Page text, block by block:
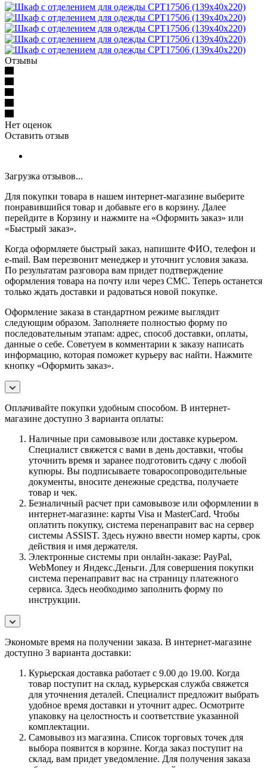
Отзывы
Нет оценок
Оставить отзыв
Загрузка отзывов...
Для покупки товара в нашем интернет-магазине выберите
понравившийся товар и добавьте его в корзину. Далее
перейдите в Корзину и нажмите на «Оформить заказ» или
«Быстрый заказ».
Когда оформляете быстрый заказ, напишите ФИО, телефон и
e-mail. Вам перезвонит менеджер и уточнит условия заказа.
По результатам разговора вам придет подтверждение
оформления товара на почту или через СМС. Теперь останется
только ждать доставки и радоваться новой покупке.
Оформление заказа в стандартном режиме выглядит
следующим образом. Заполняете полностью форму по
последовательным этапам: адрес, способ доставки, оплаты,
данные о себе. Советуем в комментарии к заказу написать
информацию, которая поможет курьеру вас найти. Нажмите
кнопку «Оформить заказ».
Оплачивайте покупки удобным способом. В интернет-
магазине доступно 3 варианта оплаты:
Наличные при самовывозе или доставке курьером.
Специалист свяжется с вами в день доставки, чтобы
уточнить время и заранее подготовить сдачу с любой
купюры. Вы подписываете товаросопроводительные
документы, вносите денежные средства, получаете
товар и чек.
Безналичный расчет при самовывозе или оформлении в
интернет-магазине: карты Visa и MasterCard. Чтобы
оплатить покупку, система перенаправит вас на сервер
системы ASSIST. Здесь нужно ввести номер карты, срок
действия и имя держателя.
Электронные системы при онлайн-заказе: PayPal,
WebMoney и Яндекс.Деньги. Для совершения покупки
система перенаправит вас на страницу платежного
сервиса. Здесь необходимо заполнить форму по
инструкции.
Экономьте время на получении заказа. В интернет-магазине
доступно 3 варианта доставки:
Курьерская доставка работает с 9.00 до 19.00. Когда
товар поступит на склад, курьерская служба свяжется
для уточнения деталей. Специалист предложит выбрать
удобное время доставки и уточнит адрес. Осмотрите
упаковку на целостность и соответствие указанной
комплектации.
Самовывоз из магазина. Список торговых точек для
выбора появится в корзине. Когда заказ поступит на
склад, вам придет уведомление. Для получения заказа